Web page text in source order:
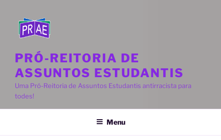
PRÓ-REITORIA DE
ASSUNTOS ESTUDANTIS
Uma Pró-Reitoria de Assuntos Estudantis antirracista para
todes!
Menu